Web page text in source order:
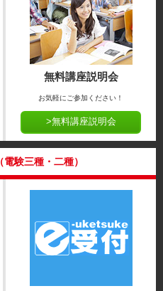
無料講座説明会
お気軽にご参加ください！
>無料講座説明会
験三種・二種）